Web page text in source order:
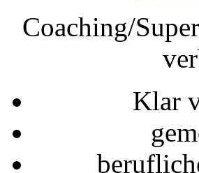
Coaching/
Klar